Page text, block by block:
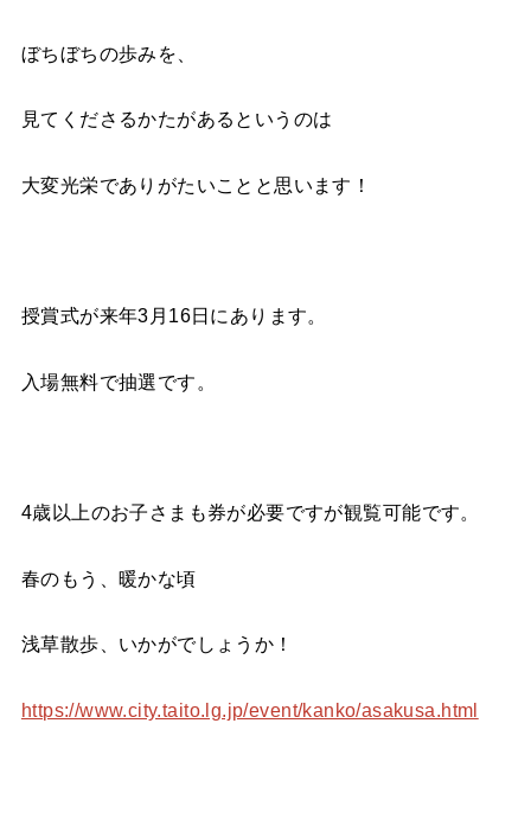
ぼちぼちの歩みを、
見てくださるかたがあるというのは
大変光栄でありがたいことと思います！
授賞式が来年3月16日にあります。
入場無料で抽選です。
4歳以上のお子さまも券が必要ですが観覧可能です。
春のもう、暖かな頃
浅草散歩、いかがでしょうか！
https://www.city.taito.lg.jp/event/kanko/asakusa.html